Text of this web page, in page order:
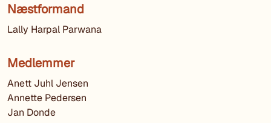
Næstformand
Lally Harpal Parwana
Medlemmer
Anett Juhl Jensen
Annette Pedersen
Jan Donde